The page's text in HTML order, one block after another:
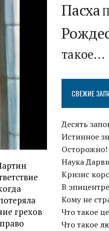
грехов
Пасха
такое...
СВЕЖИЕ
Десять
Истинное
Наука
Кризис
В
Кому не
Что такое
Что такое